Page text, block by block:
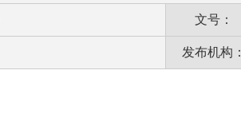
文号：
发布机构：